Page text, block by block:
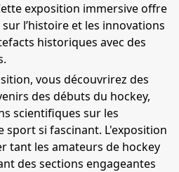
exposition immersive offre
l’histoire et les innovations
historiques avec des
vous découvrirez des
des débuts du hockey,
scientifiques sur les
sport si fascinant. L'exposition
tant les amateurs de hockey
des sections engageantes